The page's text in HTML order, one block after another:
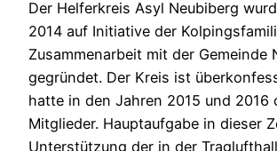
Der Helferkreis Asyl Neubiberg
2014 auf Initiative der
Zusammenarbeit mit der Gemeinde
gegründet. Der Kreis ist
hatte in den Jahren 2015 und 2016
Mitglieder. Hauptaufgabe in dieser
Unterstützung der in der